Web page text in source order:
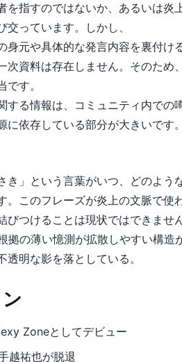
を指すのではないか、あるいは炎
交っています。しかし、
身元や具体的な発言内容を裏付け
次資料は存在しません。そのため
す。
する情報は、コミュニティ内での
に依存している部分が大きいです
き」という言葉がいつ、どのよう
。このフレーズが炎上の文脈で使
びつけることは現状ではできませ
の薄い憶測が拡散しやすい構造
透明な影を落としている。
Zoneとしてデビュー
越祐也が脱退